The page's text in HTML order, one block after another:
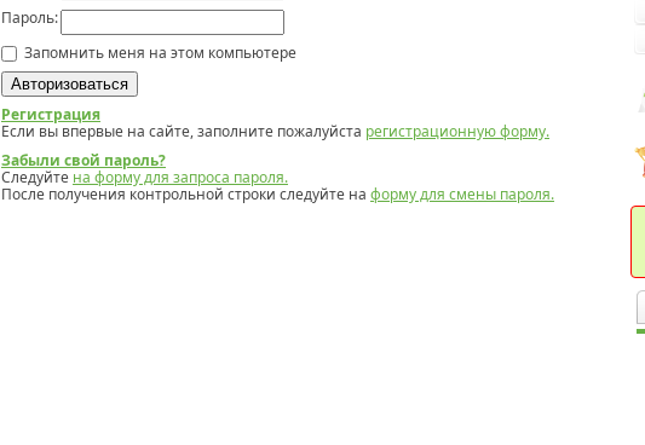
Пароль:
Запомнить меня на этом компьютере
Регистрация
Если вы впервые на сайте, заполните пожалуйста регистрационную форму.
Забыли свой пароль?
Следуйте на форму для запроса пароля.
После получения контрольной строки следуйте на форму для смены пароля.